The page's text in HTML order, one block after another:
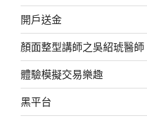
開戶送金
顏面整型講師之吳紹琥醫師
體驗模擬交易樂趣
黑平台